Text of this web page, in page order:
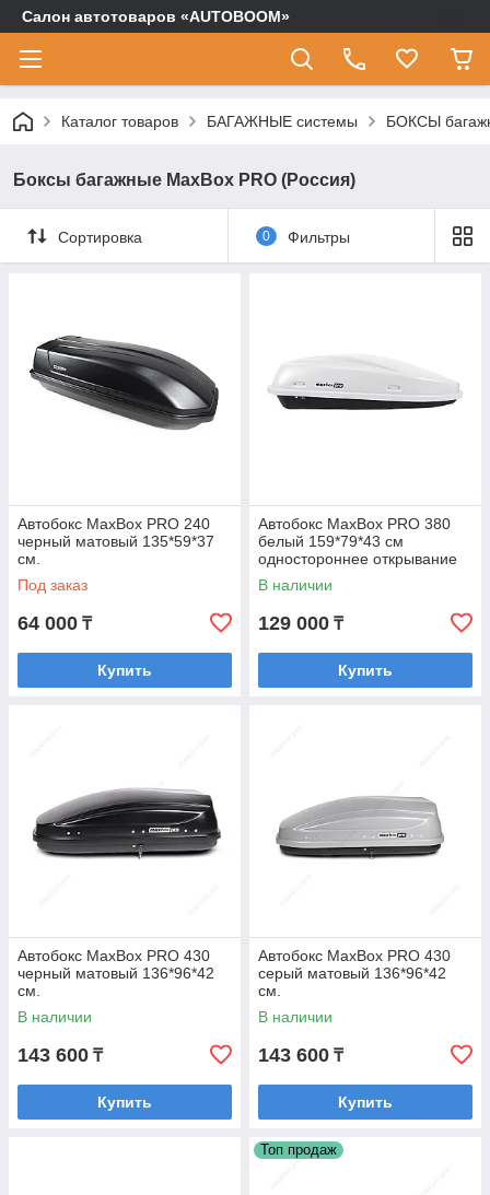
Салон автотоваров «AUTOBOOM»
Каталог товаров БАГАЖНЫЕ системы БОКСЫ
Боксы багажные MaxBox PRO (Россия)
Сортировка 0 Фильтры
Автобокс MaxBox PRO 240
черный матовый 135*59*37​​​​​​​
см.
Под заказ
64 000 ₸
Купить
Автобокс MaxBox PRO 380
белый 159*79*43 см
одностороннее открывание
В наличии
129 000 ₸
Купить
Автобокс MaxBox PRO 430
черный матовый 136*96*42​​​​​​​
см.
В наличии
143 600 ₸
Купить
Автобокс MaxBox PRO 430
серый матовый 136*96*42​​​​​​​
см.
В наличии
143 600 ₸
Купить
Топ продаж